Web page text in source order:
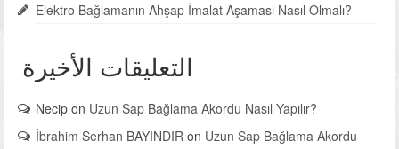
Elektro Bağlamanın Ahşap İmalat Aşaması Nasıl Olmalı?
التعليقات الأخيرة
Necip on Uzun Sap Bağlama Akordu Nasıl Yapılır?
İbrahim Serhan BAYINDIR on Uzun Sap Bağlama Akordu